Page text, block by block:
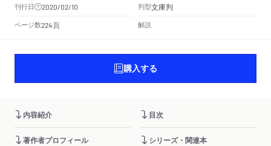
刊行日 2020/02/10 判型文庫判
ページ数224頁 解説
購入する
内容紹介 目次
著作者プロフィール シリーズ・関連本